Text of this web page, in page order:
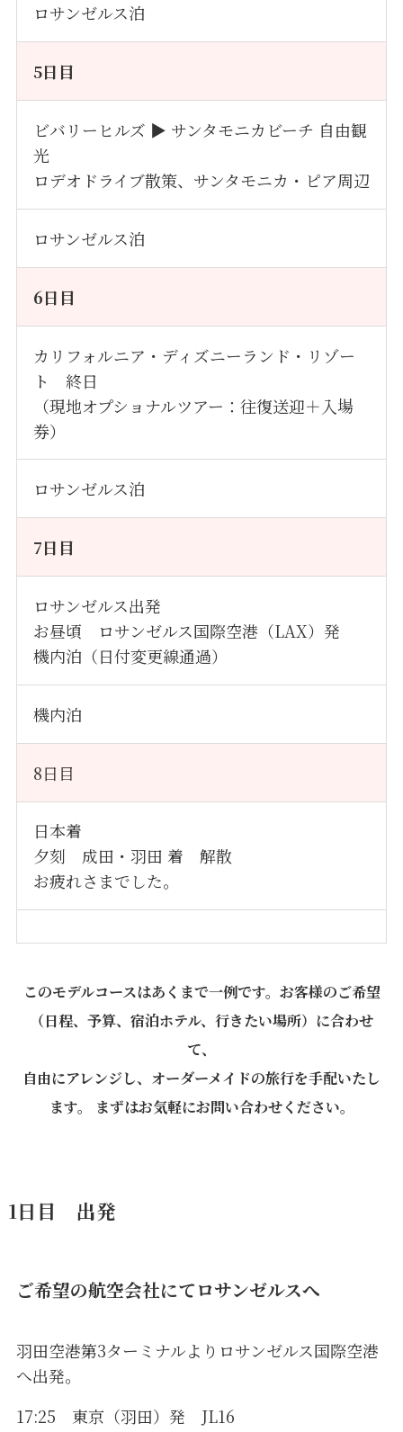
ロサンゼルス泊
5日目
ビバリーヒルズ ▶ サンタモニカビーチ 自由観
光
ロデオドライブ散策、サンタモニカ・ピア周辺
ロサンゼルス泊
6日目
カリフォルニア・ディズニーランド・リゾー
ト 終日
（現地オプショナルツアー：往復送迎＋入場
券）
ロサンゼルス泊
7日目
ロサンゼルス出発
お昼頃 ロサンゼルス国際空港（LAX）発
機内泊（日付変更線通過）
機内泊
8日目
日本着
夕刻 成田・羽田 着 解散
お疲れさまでした。
このモデルコースはあくまで一例です。お客様のご希望
（日程、予算、宿泊ホテル、行きたい場所）に合わせ
て、
自由にアレンジし、オーダーメイドの旅行を手配いたし
ます。 まずはお気軽にお問い合わせください。
1日目 出発
ご希望の航空会社にてロサンゼルスへ
羽田空港第3ターミナルよりロサンゼルス国際空港
へ出発。
17:25 東京（羽田）発 JL16